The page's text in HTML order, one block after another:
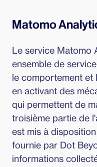
Matomo
Le service Matomo
ensemble de
le comportement et
en activant des
qui permettent de
troisième partie de
est mis à
fournie par Dot
informations